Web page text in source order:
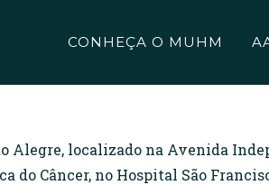
CONHEÇA O MUHM
Alegre, localizado na Avenida
Câncer, no Hospital São